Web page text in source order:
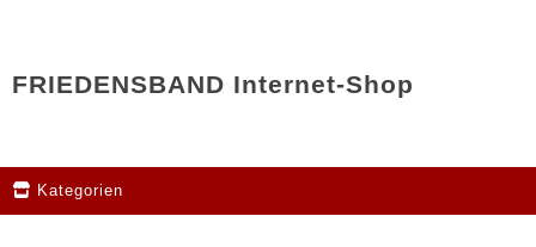
FRIEDENSBAND Internet-Shop
Kategorien